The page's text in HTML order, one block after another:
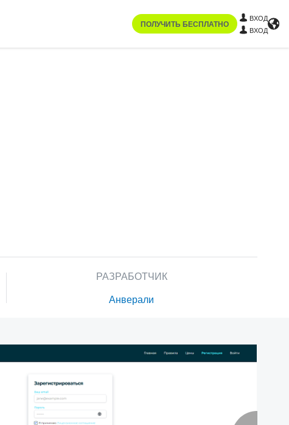
ПОЛУЧИТЬ БЕСПЛАТНО
ВХОД
ВХОД
РАЗРАБОТЧИК
Анверали